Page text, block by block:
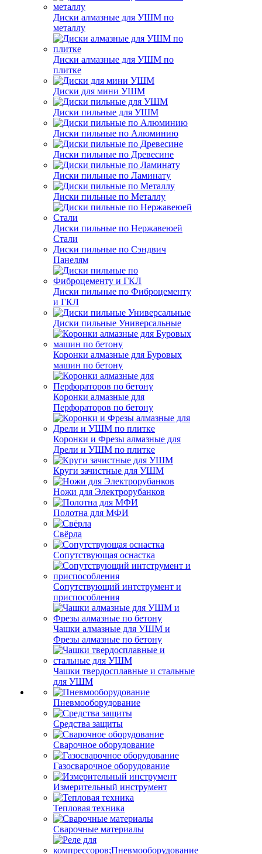
Диски алмазные для УШМ по
металлу
Диски алмазные для УШМ по
плитке
Диски для мини УШМ
Диски пильные для УШМ
Диски пильные по Алюминию
Диски пильные по Древесине
Диски пильные по Ламинату
Диски пильные по Металлу
Диски пильные по Нержавеюей
Стали
Диски пильные по Сэндвич
Панелям
Диски пильные по Фиброцементу
и ГКЛ
Диски пильные Универсальные
Коронки алмазные для Буровых
машин по бетону
Коронки алмазные для
Перфораторов по бетону
Коронки и Фрезы алмазные для
Дрели и УШМ по плитке
Круги зачистные для УШМ
Ножи для Электрорубанков
Полотна для МФИ
Свёрла
Сопутствующая оснастка
Сопутствующий интструмент и
приспособления
Чашки алмазные для УШМ и
Фрезы алмазные по бетону
Чашки твердосплавные и стальные
для УШМ
Пневмооборудование
Средства защиты
Сварочное оборудование
Газосварочное оборудование
Измерительный инструмент
Тепловая техника
Сварочные материалы